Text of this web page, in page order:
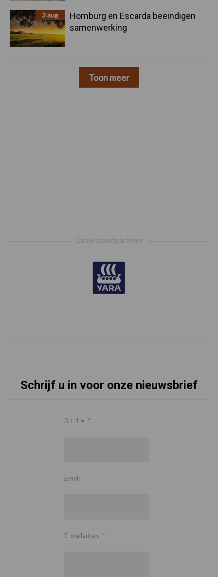
3 aug
Homburg en Escarda beëindigen
samenwerking
Toon meer
Onze brandpartners
Schrijf u in voor onze nieuwsbrief
0 + 1 = *
Email
E-mailadres *